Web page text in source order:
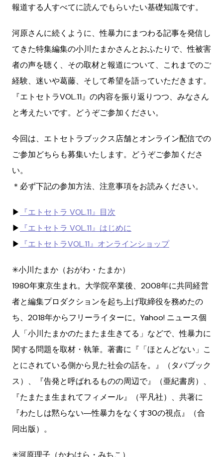
報道する人すべてに読んでもらいたい基礎知識です。
河原さんに続くように、性暴力にまつわる記事を発信し
てきた特集編集の小川たまかさんとおふたりで、性被害
者の声を聴く、その取材と報道について、これまでのご
経験、迷いや葛藤、そして希望を語っていただきます。
『エトセトラVOL.11』の内容を振り返りつつ、みなさん
と考えたいです。どうぞご参加ください。
今回は、エトセトラブックス店舗とオンライン配信での
ご参加どちらも募集いたします。どうぞご参加くださ
い。
＊必ず下記の参加方法、注意事項をお読みください。
▶︎ 『エトセトラ VOL.11』目次
▶︎ 『エトセトラ VOL.11』はじめに
▶︎ 『エトセトラVOL.11』オンラインショップ
✳︎小川たまか（おがわ・たまか）
1980年東京生まれ。大学院卒業後、2008年に共同経営
者と編集プロダクションを起ち上げ取締役を務めたの
ち、2018年からフリーライターに。Yahoo! ニュース個
人「小川たまかのたまたま生きてる」などで、性暴力に
関する問題を取材・執筆。著書に『「ほとんどない」こ
とにされている側から見た社会の話を。』（タバブック
ス）、『告発と呼ばれるものの周辺で』（亜紀書房）、
『たまたま生まれてフィメール』（平凡社）、共著に
『わたしは黙らない―性暴力をなくす30の視点』（合
同出版）。
✳︎河原理子（かわはら・みちこ）